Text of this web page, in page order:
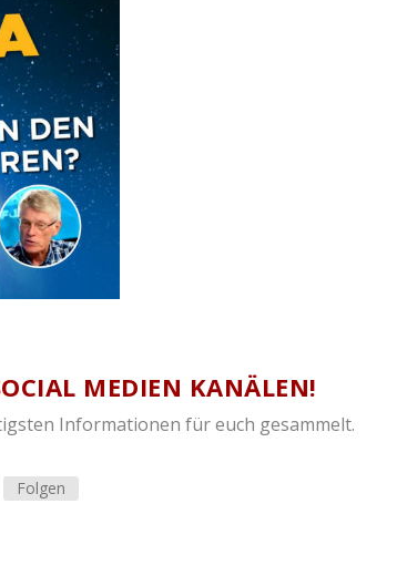
MEDIEN KANÄLEN!
Informationen für euch gesammelt.
Folgen